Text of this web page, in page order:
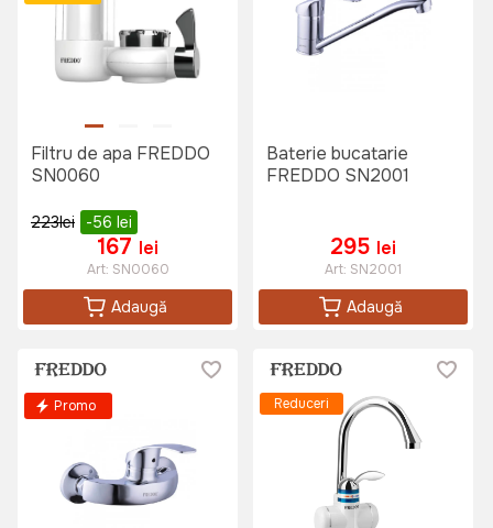
Filtru de apa FREDDO
SN0060
223lei -56 lei
167 lei
Art: SN0060
Adaugă
Baterie bucatarie
FREDDO SN2001
295 lei
Art: SN2001
Adaugă
Promo Reduceri